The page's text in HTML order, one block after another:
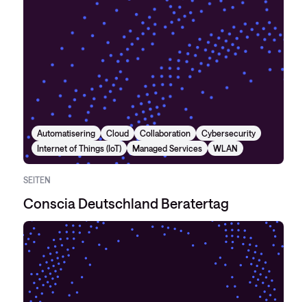
Automatisering Cloud Collaboration
Cybersecurity
Internet of Things (IoT)
Managed Services WLAN
SEITEN
Conscia Deutschland Beratertag